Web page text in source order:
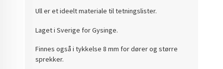
Ull er et ideelt materiale til tetningslister.
Laget i Sverige for Gysinge.
Finnes også i tykkelse 8 mm for dører og større
sprekker.